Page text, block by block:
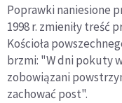
Poprawki naniesione
1998 r. zmieniły treść
Kościoła
brzmi: "W dni pokuty
zobowiązani
zachować post".